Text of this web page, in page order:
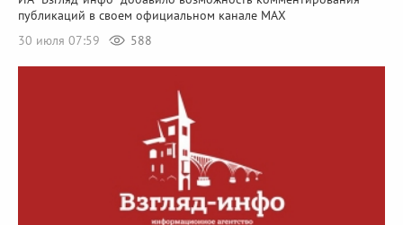
публикаций в своем официальном канале MAX
30 июля 07:59
588